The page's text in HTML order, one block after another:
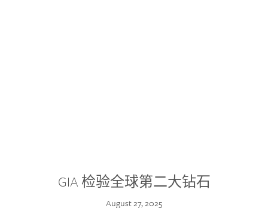
GIA 检验全球第二大钻石
August 27, 2025